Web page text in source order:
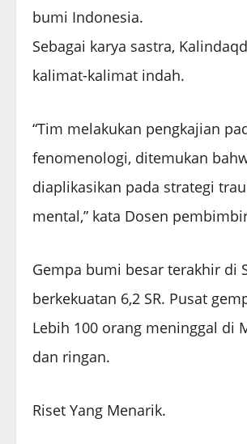
bumi Indonesia.
Sebagai karya sastra,
kalimat-kalimat indah.
“Tim melakukan pengkajian
fenomenologi, ditemukan
diaplikasikan pada strategi
mental,” kata Dosen
Gempa bumi besar terakhir di
berkekuatan 6,2 SR. Pusat
Lebih 100 orang meninggal di
dan ringan.
Riset Yang Menarik.